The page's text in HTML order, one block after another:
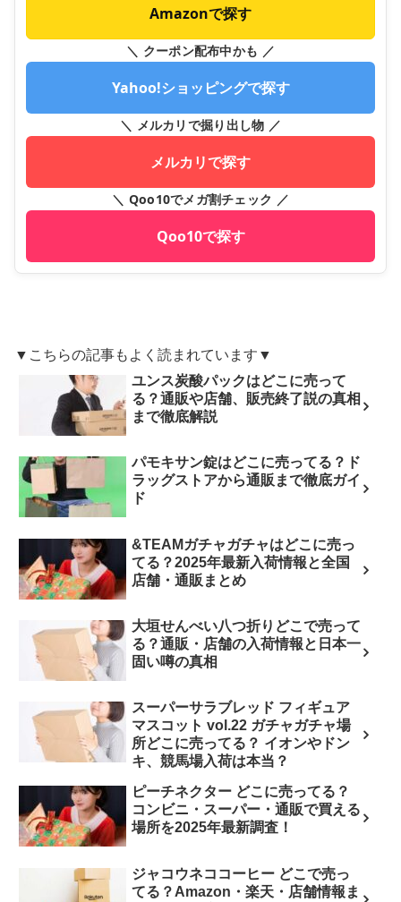
Amazonで探す
＼ クーポン配布中かも ／
Yahoo!ショッピングで探す
＼ メルカリで掘り出し物 ／
メルカリで探す
＼ Qoo10でメガ割チェック ／
Qoo10で探す
▼こちらの記事もよく読まれています▼
ユンス炭酸パックはどこに売って
る？通販や店舗、販売終了説の真相
まで徹底解説
パモキサン錠はどこに売ってる？ド
ラッグストアから通販まで徹底ガイ
ド
&TEAMガチャガチャはどこに売っ
てる？2025年最新入荷情報と全国
店舗・通販まとめ
大垣せんべい八つ折りどこで売って
る？通販・店舗の入荷情報と日本一
固い噂の真相
スーパーサラブレッド フィギュア
マスコット vol.22 ガチャガチャ場
所どこに売ってる？ イオンやドン
キ、競馬場入荷は本当？
ピーチネクター どこに売ってる？
コンビニ・スーパー・通販で買える
場所を2025年最新調査！
ジャコウネココーヒー どこで売っ
てる？Amazon・楽天・店舗情報ま